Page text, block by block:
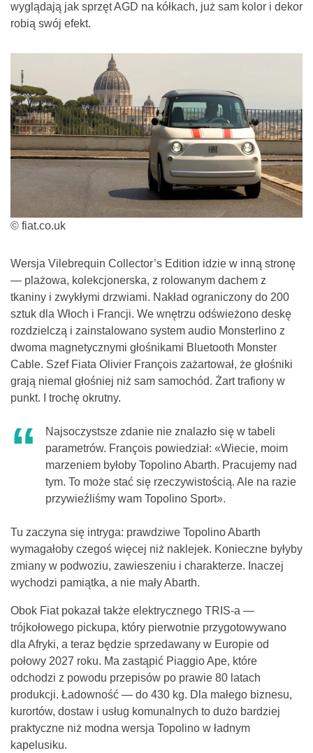
wyglądają jak sprzęt AGD na kółkach, już sam kolor i dekor
robią swój efekt.
© fiat.co.uk
Wersja Vilebrequin Collector’s Edition idzie w inną stronę
— plażowa, kolekcjonerska, z rolowanym dachem z
tkaniny i zwykłymi drzwiami. Nakład ograniczony do 200
sztuk dla Włoch i Francji. We wnętrzu odświeżono deskę
rozdzielczą i zainstalowano system audio Monsterlino z
dwoma magnetycznymi głośnikami Bluetooth Monster
Cable. Szef Fiata Olivier François zażartował, że głośniki
grają niemal głośniej niż sam samochód. Żart trafiony w
punkt. I trochę okrutny.
Najsoczystsze zdanie nie znalazło się w tabeli
parametrów. François powiedział: «Wiecie, moim
marzeniem byłoby Topolino Abarth. Pracujemy nad
tym. To może stać się rzeczywistością. Ale na razie
przywieźliśmy wam Topolino Sport».
Tu zaczyna się intryga: prawdziwe Topolino Abarth
wymagałoby czegoś więcej niż naklejek. Konieczne byłyby
zmiany w podwoziu, zawieszeniu i charakterze. Inaczej
wychodzi pamiątka, a nie mały Abarth.
Obok Fiat pokazał także elektrycznego TRIS-a —
trójkołowego pickupa, który pierwotnie przygotowywano
dla Afryki, a teraz będzie sprzedawany w Europie od
połowy 2027 roku. Ma zastąpić Piaggio Ape, które
odchodzi z powodu przepisów po prawie 80 latach
produkcji. Ładowność — do 430 kg. Dla małego biznesu,
kurortów, dostaw i usług komunalnych to dużo bardziej
praktyczne niż modna wersja Topolino w ładnym
kapelusiku.